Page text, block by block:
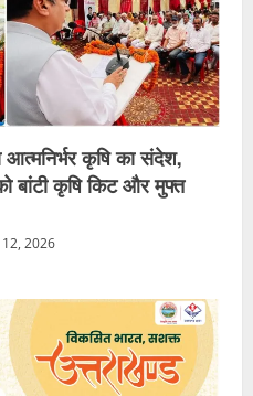
आत्मनिर्भर कृषि का संदेश,
बांटी कृषि किट और मुफ्त
12, 2026